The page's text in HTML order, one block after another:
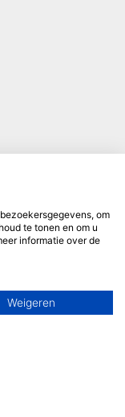
VOOR HET HELE
om
te tonen en om u
informatie over de
Weigeren